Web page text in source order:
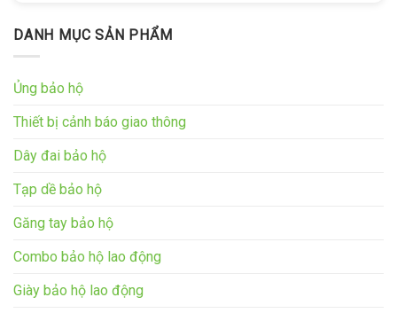
DANH MỤC SẢN PHẨM
Ủng bảo hộ
Thiết bị cảnh báo giao thông
Dây đai bảo hộ
Tạp dề bảo hộ
Găng tay bảo hộ
Combo bảo hộ lao động
Giày bảo hộ lao động